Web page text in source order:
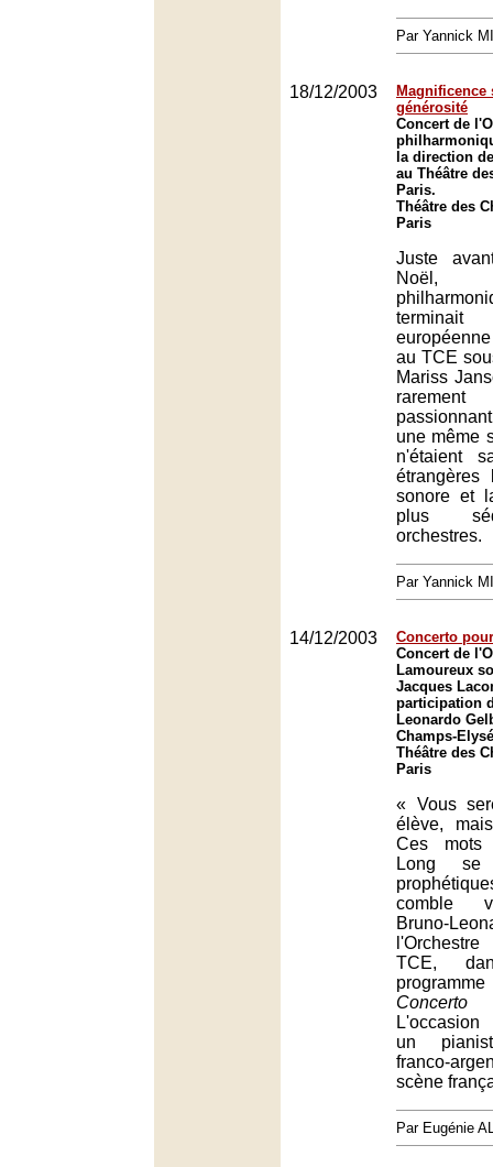
Par Yannick
18/12/2003
Magnificence
générosité
Concert de
la direction
au Théâtre
Paris.
Théâtre des
Paris
Juste
Noël,
au TCE
Mariss
rarement
une même
n'étaient
étrangères
sonore et
plus
orchestres.
Par Yannick
14/12/2003
Concerto
Concert de
Lamoureux
Jacques
participation
Leonardo
Champs-
Théâtre des
Paris
« Vous
élève,
Ces mots
Long se
comble
Bruno-
TCE,
Concerto
un
franco-
scène
Par Eugénie